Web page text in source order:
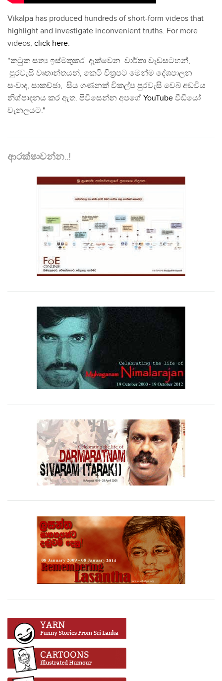
Vikalpa has produced hundreds of short-form videos that
highlight and investigate inconvenient truths. For more
videos, click here.
"කටුක සත්‍ය ඉස්මතුකර දැක්වෙන වාර්තා වැඩසටහන්,
පුරවැසි වෘතාන්තයන්, කෙටි චිත්‍රපට මෙන්ම දේශපාලන
සංවාද, සාකච්ඡා, සිය ගණනක් විකල්ප පුරවැසි වෙබ් අඩවිය
නිශ්පාදනය කර ඇත. පිවිසෙන්න අපගේ YouTube වීඩියෝ
චැනලයට."
ආරක්ෂාවන්න..!